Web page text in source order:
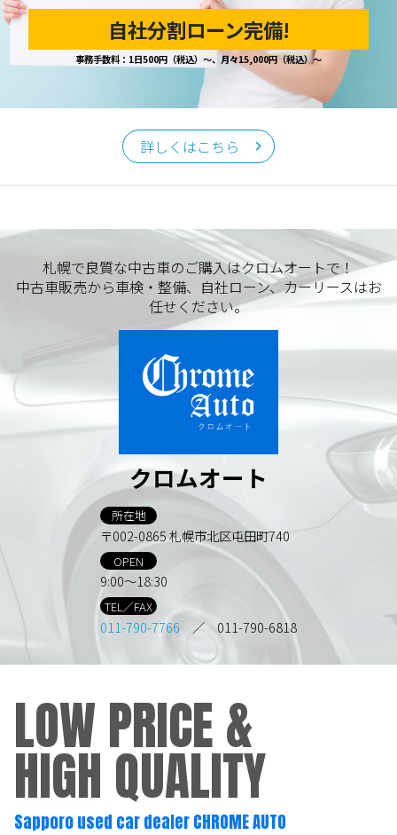
自社分割ローン完備!
事務手数料：1日500円（税込）～、月々15,000円（税込）～
詳しくはこちら
札幌で良質な中古車のご購入はクロムオートで！
中古車販売から車検・整備、自社ローン、カーリースはお
任せください。
クロムオート
所在地
〒002-0865 札幌市北区屯田町740
OPEN
9:00～18:30
TEL／FAX
011-790-7766 ／ 011-790-6818
LOW PRICE &
HIGH QUALITY
Sapporo used car dealer CHROME AUTO